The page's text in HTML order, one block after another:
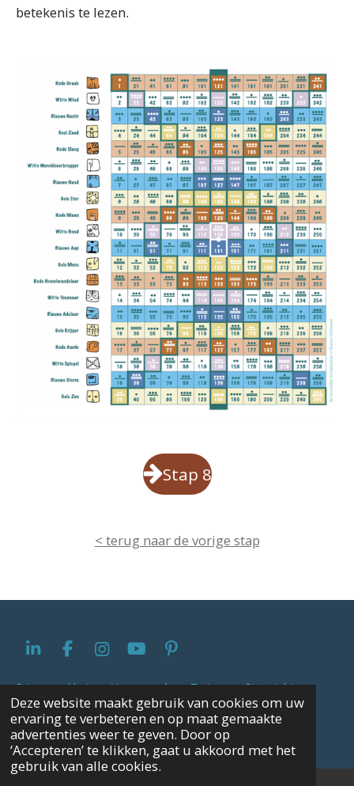
Deze website maakt gebruik van cookies om uw
ervaring te verbeteren en op maat gemaakte
advertenties weer te geven. Door op
‘Accepteren’ te klikken, gaat u akkoord met het
gebruik van alle cookies.
betekenis te lezen.
Stap 8
< terug naar de vorige stap
L
n
k
e
d
I
n
F
c
e
b
o
o
k
I
s
t
a
g
r
a
Y
u
T
u
b
e
P
n
t
e
r
e
Privacyverklaring-Voorwaarden-Tarieven-Pictoright
|Bianca Verbeeld © 2024
Powered by